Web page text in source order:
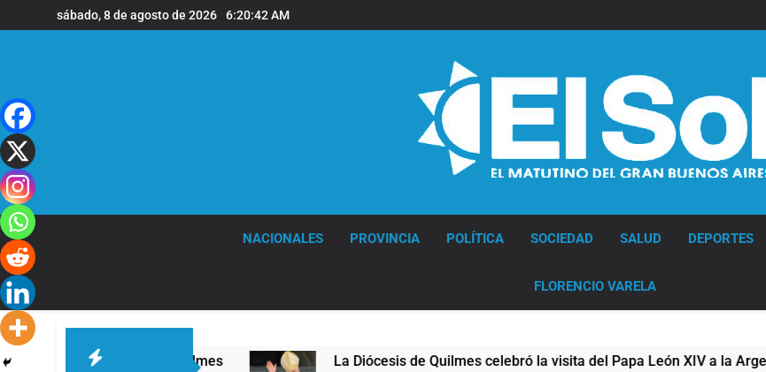
al
sábado, 8 de agosto de 2026 6:20:43 AM
NACIONALES PROVINCIA POLÍTICA SOCIEDAD SALUD DEPORTES
FLORENCIO VARELA
en la sede de Quilmes La Diócesis de Quilmes celebró la visita del Papa León XIV a la Argentina